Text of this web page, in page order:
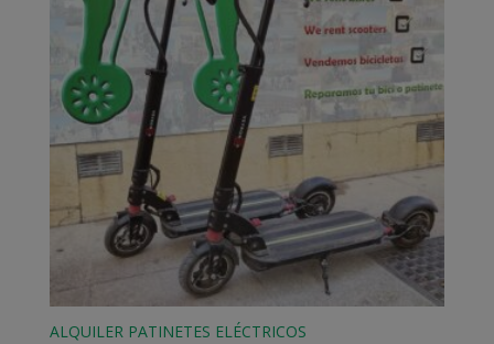
ALQUILER PATINETES ELÉCTRICOS